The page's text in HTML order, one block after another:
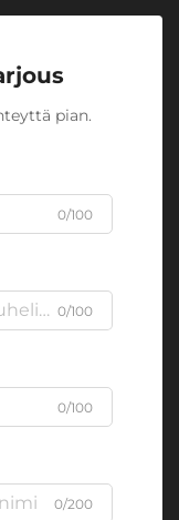
pian.
0/100
0/100
0/100
0/200